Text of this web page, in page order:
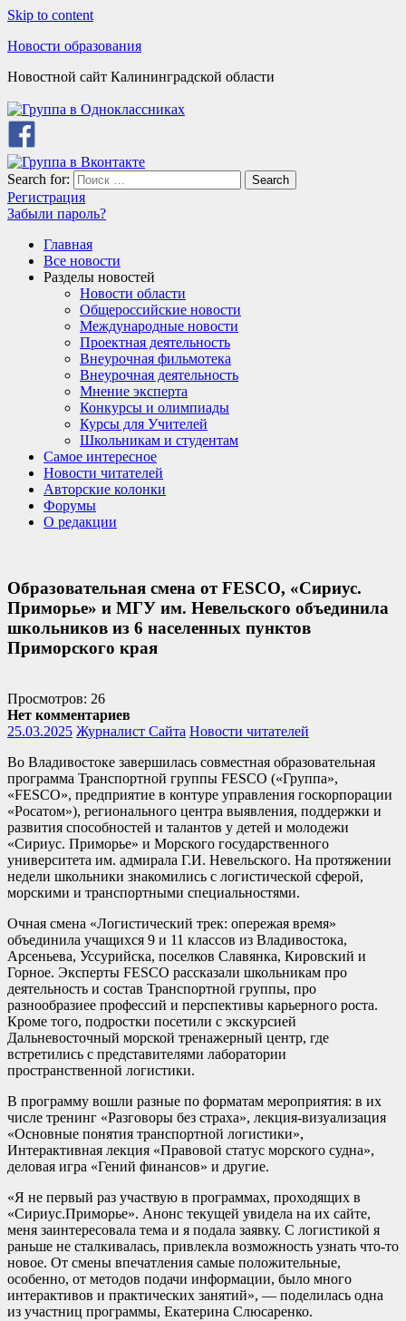
Skip to content
Новости образования
Новостной сайт Калининградской области
Search for: Search
Регистрация
Забыли пароль?
Главная
Все новости
Разделы новостей
Новости области
Общероссийские новости
Международные новости
Проектная деятельность
Внеурочная фильмотека
Внеурочная деятельность
Мнение эксперта
Конкурсы и олимпиады
Курсы для Учителей
Школьникам и студентам
Самое интересное
Новости читателей
Авторские колонки
Форумы
О редакции
Образовательная смена от FESCO, «Сириус.
Приморье» и МГУ им. Невельского объединила
школьников из 6 населенных пунктов
Приморского края
Просмотров: 26
Нет комментариев
25.03.2025 Журналист Сайта Новости читателей
Во Владивостоке завершилась совместная образовательная
программа Транспортной группы FESCO («Группа»,
«FESCO», предприятие в контуре управления госкорпорации
«Росатом»), регионального центра выявления, поддержки и
развития способностей и талантов у детей и молодежи
«Сириус. Приморье» и Морского государственного
университета им. адмирала Г.И. Невельского. На протяжении
недели школьники знакомились с логистической сферой,
морскими и транспортными специальностями.
Очная смена «Логистический трек: опережая время»
объединила учащихся 9 и 11 классов из Владивостока,
Арсеньева, Уссурийска, поселков Славянка, Кировский и
Горное. Эксперты FESCO рассказали школьникам про
деятельность и состав Транспортной группы, про
разнообразиее профессий и перспективы карьерного роста.
Кроме того, подростки посетили с экскурсией
Дальневосточный морской тренажерный центр, где
встретились с представителями лаборатории
пространственной логистики.
В программу вошли разные по форматам мероприятия: в их
числе тренинг «Разговоры без страха», лекция-визуализация
«Основные понятия транспортной логистики»,
Интерактивная лекция «Правовой статус морского судна»,
деловая игра «Гений финансов» и другие.
«Я не первый раз участвую в программах, проходящих в
«Сириус.Приморье». Анонс текущей увидела на их сайте,
меня заинтересовала тема и я подала заявку. С логистикой я
раньше не сталкивалась, привлекла возможность узнать что-то
новое. От смены впечатления самые положительные,
особенно, от методов подачи информации, было много
интерактивов и практических занятий», — поделилась одна
из участниц программы, Екатерина Слюсаренко.